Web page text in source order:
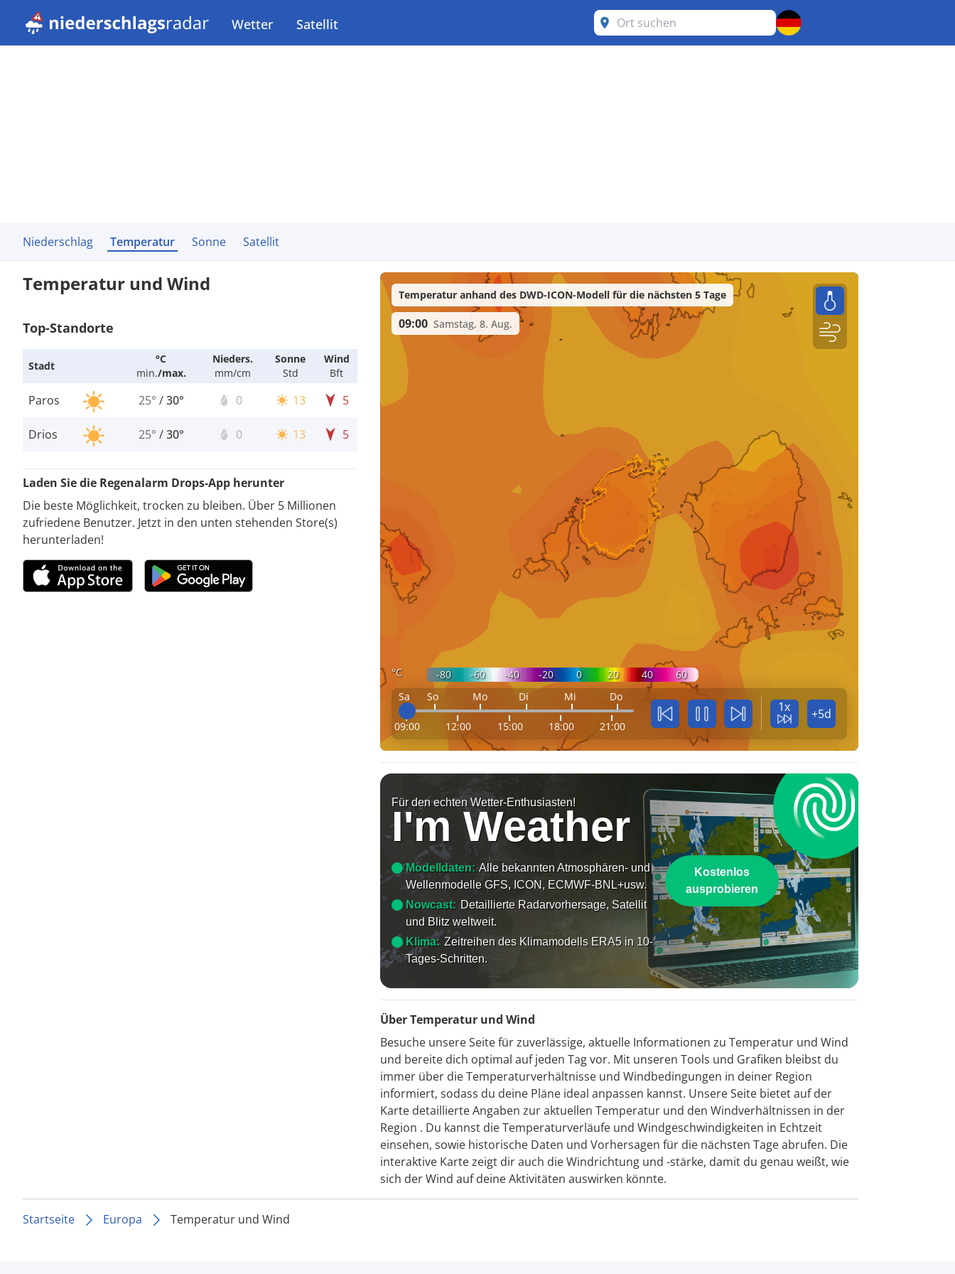
Wetter Satellit
Niederschlag Temperatur Sonne Satellit
Temperatur und Wind
Top-Standorte
Stadt
°C
min./max.
Nieders.
mm/cm
Sonne
Std
Wind
Bft
Paros 25° /30° 0 13 5
Drios 25° /30° 0 13 5
Laden Sie die Regenalarm Drops-App herunter
Die beste Möglichkeit, trocken zu bleiben. Über 5 Millionen
zufriedene Benutzer. Jetzt in den unten stehenden Store(s)
herunterladen!
°C -80 -60 -40 -20 0 20 40
60
Sa
So Mo Di Mi Do
09:00 12:00 15:00 18:00 21:00
1x +5d
Temperatur anhand des DWD-ICON-Modell für die nächsten 5 Tage
09:00 Samstag, 8. Aug.
Für den echten Wetter-Enthusiasten!
I'm Weather
Modelldaten: Alle bekannten Atmosphären- und
Wellenmodelle GFS, ICON, ECMWF-BNL+usw.
Nowcast: Detaillierte Radarvorhersage, Satellit
und Blitz weltweit.
Klima: Zeitreihen des Klimamodells ERA5 in 10-
Tages-Schritten.
Kostenlos
ausprobieren
Über Temperatur und Wind
Besuche unsere Seite für zuverlässige, aktuelle Informationen zu Temperatur und Wind
und bereite dich optimal auf jeden Tag vor. Mit unseren Tools und Grafiken bleibst du
immer über die Temperaturverhältnisse und Windbedingungen in deiner Region
informiert, sodass du deine Pläne ideal anpassen kannst. Unsere Seite bietet auf der
Karte detaillierte Angaben zur aktuellen Temperatur und den Windverhältnissen in der
Region . Du kannst die Temperaturverläufe und Windgeschwindigkeiten in Echtzeit
einsehen, sowie historische Daten und Vorhersagen für die nächsten Tage abrufen. Die
interaktive Karte zeigt dir auch die Windrichtung und -stärke, damit du genau weißt, wie
sich der Wind auf deine Aktivitäten auswirken könnte.
Startseite Europa Temperatur und Wind